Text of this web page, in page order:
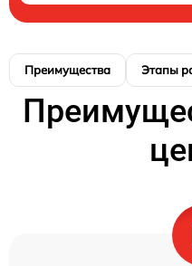
Преимущества Этапы